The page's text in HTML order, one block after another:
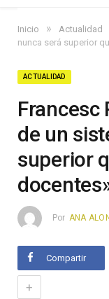
Inicio » Actualidad
nunca será superior
ACTUALIDAD
Francesc
de un
superior
Por ANA
Compartir
+